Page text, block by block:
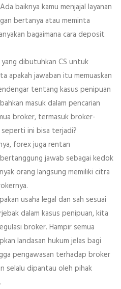
baiknya kamu menjajal layanan
bertanya atau meminta
bagaimana cara deposit
dibutuhkan CS untuk
apakah jawaban itu memuaskan
tentang kasus penipuan
masuk dalam pencarian
broker, termasuk broker-
ini bisa terjadi?
forex juga rentan
jawab sebagai kedok
orang langsung memiliki citra
usaha legal dan sah sesuai
dalam kasus penipuan, kita
broker. Hampir semua
landasan hukum jelas bagi
pengawasan terhadap broker
selalu dipantau oleh pihak